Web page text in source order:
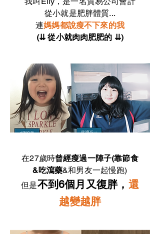
從小就是肥胖體質...
連媽媽都說瘦不下來的我
(⇊ 從小就肉肉肥肥的 ⇊)
在27歲時曾經瘦過一陣子(靠節食
&吃瀉藥&和男友一起慢跑)
但是不到6個月又復胖， 還
越變越胖